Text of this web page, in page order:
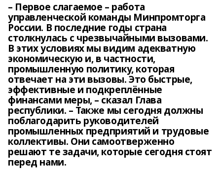
– Первое слагаемое – работа
управленческой команды Минпромторга
России. В последние годы страна
столкнулась с чрезвычайными вызовами.
В этих условиях мы видим адекватную
экономическую и, в частности,
промышленную политику, которая
отвечает на эти вызовы. Это быстрые,
эффективные и подкреплённые
финансами меры, – сказал Глава
республики. – Также мы сегодня должны
поблагодарить руководителей
промышленных предприятий и трудовые
коллективы. Они самоотверженно
решают те задачи, которые сегодня стоят
перед нами.